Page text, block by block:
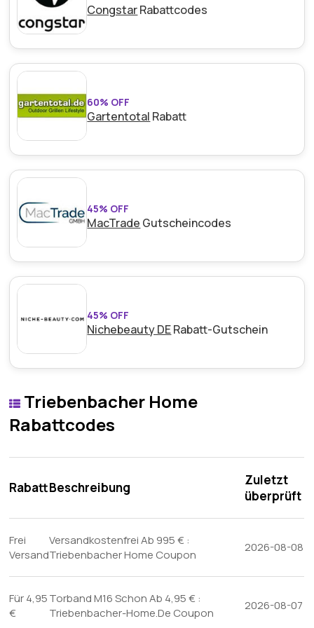
CongstarRabattcodes
60% OFF
Gartentotal Rabatt
45% OFF
MacTrade Gutscheincodes
45% OFF
Nichebeauty DERabatt-Gutschein
Triebenbacher Home
Rabattcodes
RabattBeschreibung
Zuletzt
überprüft
Frei
Versand
Versandkostenfrei Ab 995 € :
Triebenbacher Home Coupon
2026-08-08
Für 4,95
€
Torband M16 Schon Ab 4,95 € :
Triebenbacher-Home.De Coupon
2026-08-07